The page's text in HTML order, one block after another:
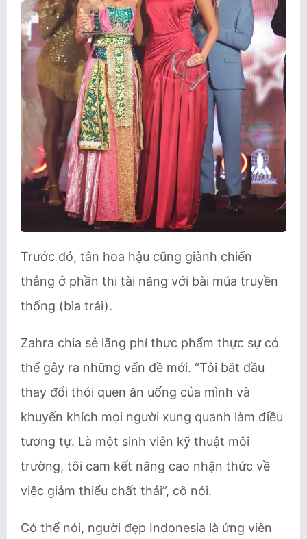
Trước đó, tân hoa hậu cũng giành chiến
thắng ở phần thi tài năng với bài múa truyền
thống (bìa trái).
Zahra chia sẻ lãng phí thực phẩm thực sự có
thể gây ra những vấn đề mới. “Tôi bắt đầu
thay đổi thói quen ăn uống của mình và
khuyến khích mọi người xung quanh làm điều
tương tự. Là một sinh viên kỹ thuật môi
trường, tôi cam kết nâng cao nhận thức về
việc giảm thiểu chất thải”, cô nói.
Có thể nói, người đẹp Indonesia là ứng viên